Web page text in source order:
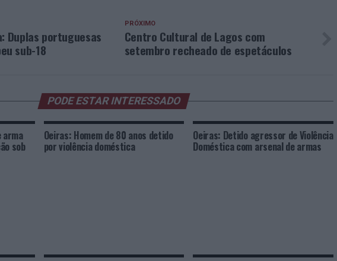
PRÓXIMO
Centro Cultural de Lagos com
setembro recheado de espetáculos
Duplas portuguesas
sub-18
PODE ESTAR INTERESSADO
arma
sob
Oeiras: Homem de 80 anos detido
por violência doméstica
Oeiras: Detido agressor de Violência
Doméstica com arsenal de armas